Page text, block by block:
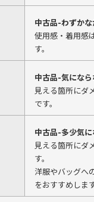
中古品-わずか
使用感・着用感
す。
中古品-気にな
見える箇所にダ
です。
中古品-多少気
見える箇所にダ
す。
洋服やバッグへ
をおすすめします